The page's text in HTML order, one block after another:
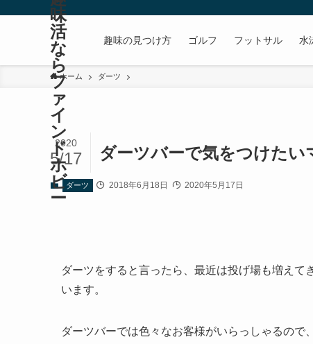
味
活
な
ら
フ
ァ
イ
ン
ド
ホ
ビ
ー
趣味の見つけ方 ゴルフ フットサル 水
ホーム ダーツ
ダーツバーで気をつけたい
2020
5/17
ダーツ 2018年6月18日 2020年5月17日
ダーツをすると言ったら、最近は投げ場も増え
います。
ダーツバーでは色々なお客様がいらっしゃるので